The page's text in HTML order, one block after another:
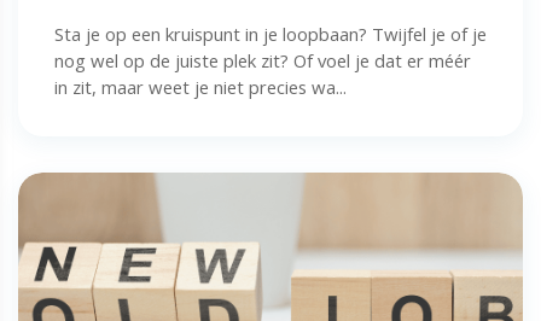
Sta je op een kruispunt in je loopbaan? Twijfel je of je
nog wel op de juiste plek zit? Of voel je dat er méér
in zit, maar weet je niet precies wa...